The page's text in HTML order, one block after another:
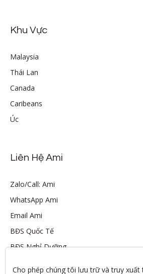
Khu Vực
Malaysia
Thái Lan
Canada
Caribeans
Úc
Liên Hệ Ami
Zalo/Call: Ami
WhatsApp Ami
Email Ami
BĐS Quốc Tế
BĐS Nghỉ Dưỡng
Cho phép chúng tôi lưu trữ và truy xuất